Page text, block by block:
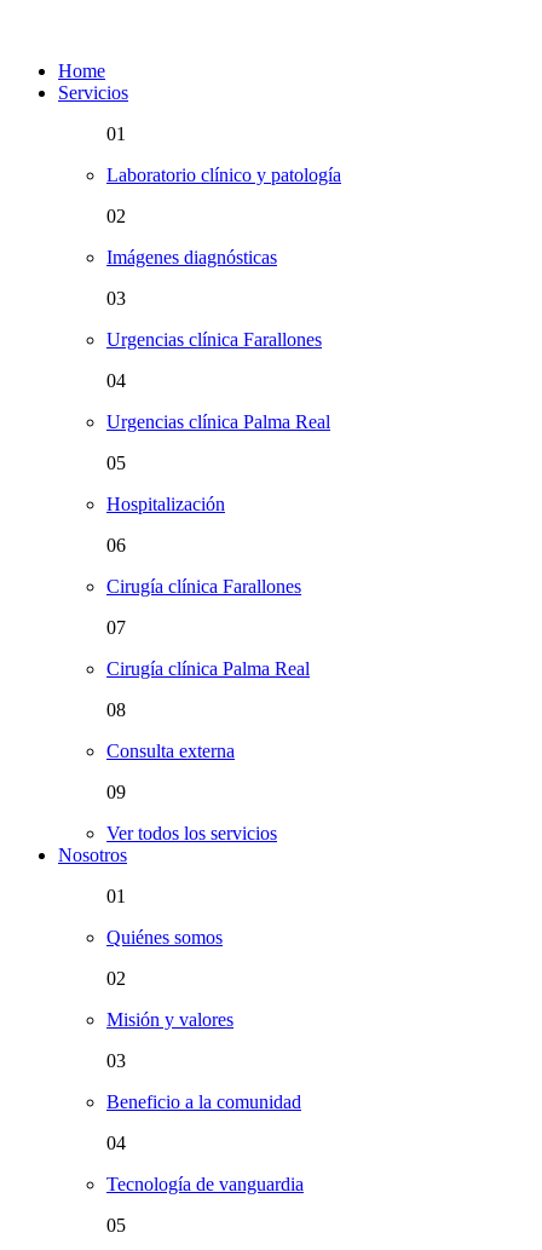
Home
Servicios
01
Laboratorio clínico y patología
02
Imágenes diagnósticas
03
Urgencias clínica Farallones
04
Urgencias clínica Palma Real
05
Hospitalización
06
Cirugía clínica Farallones
07
Cirugía clínica Palma Real
08
Consulta externa
09
Ver todos los servicios
Nosotros
01
Quiénes somos
02
Misión y valores
03
Beneficio a la comunidad
04
Tecnología de vanguardia
05